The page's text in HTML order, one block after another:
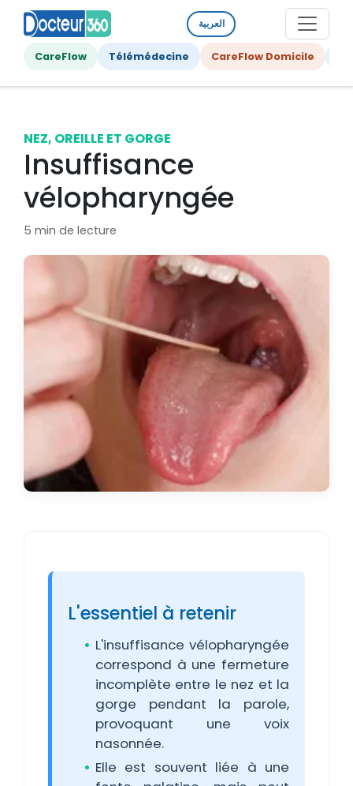
العربية
CareFlow Télémédecine CareFlow Domicile
NEZ, OREILLE ET GORGE
Insuffisance
vélopharyngée
5 min de lecture
L'essentiel à retenir
L'insuffisance vélopharyngée
correspond à une fermeture
incomplète entre le nez et la
gorge pendant la parole,
provoquant une voix
nasonnée.
Elle est souvent liée à une